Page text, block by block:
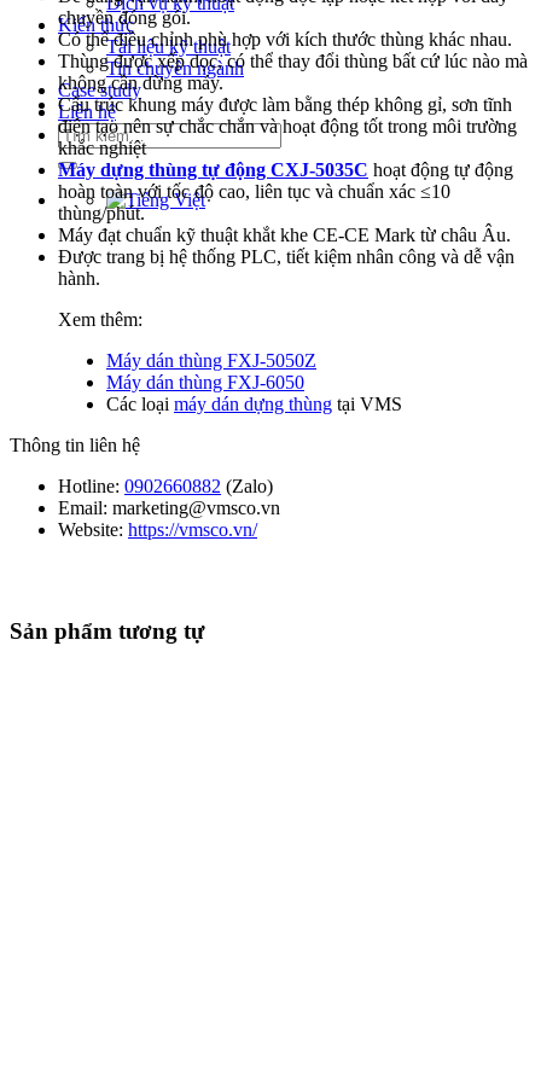
Kiến thức
Tài liệu kỹ thuật
Tin chuyên ngành
Case study
Liên hệ
Tìm
kiếm:
chuyền đóng gói.
Có thể điều chỉnh phù hợp với kích thước thùng khác nhau.
Thùng được xếp dọc, có thể thay đổi thùng bất cứ lúc nào mà
không cần dừng máy.
Cấu trúc khung máy được làm bằng thép không gỉ, sơn tĩnh
điện tạo nên sự chắc chắn và hoạt động tốt trong môi trường
khắc nghiệt
Máy dựng thùng tự động CXJ-5035C hoạt động tự động
hoàn toàn với tốc độ cao, liên tục và chuẩn xác ≤10
thùng/phút.
Máy đạt chuẩn kỹ thuật khắt khe CE-CE Mark từ châu Âu.
Được trang bị hệ thống PLC, tiết kiệm nhân công và dễ vận
hành.
Xem thêm:
Máy dán thùng FXJ-5050Z
Máy dán thùng FXJ-6050
Các loại máy dán dựng thùng tại VMS
Thông tin liên hệ
Hotline: 0902660882 (Zalo)
Email: marketing@vmsco.vn
Website: https://vmsco.vn/
Sản phẩm tương tự